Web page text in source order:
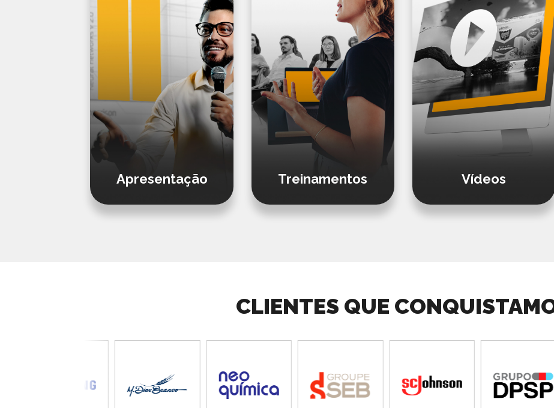
Apresentação Treinamentos Vídeos
CLIENTES QUE